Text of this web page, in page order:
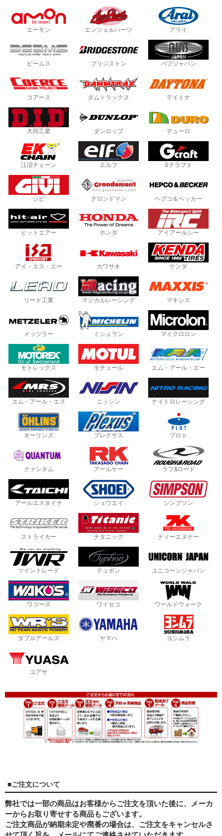
エーモン エンジェルハーツ アライ
ビームス ブリジストン バブジャパン
コアース ダムトラックス デイトナ
大同工業 ダンロップ デューロ
江沼チェーン エルフ Gクラフト
ジビ グロンドマン ヘプコ＆ベッカー
ヒットエアー ホンダ アイアールシー
アイ・エス・エー カワサキ ケンダ
リード工業 マジカルレーシング マキシス
メッツラー ミシュラン マイクロロン
モトレックス モチュール エム・アール・エー
エム・アール・エス ニッシン ナイトロレーシング
オーリンズ プレクサス プロト
クァンタム アールケー ラフ&ロード
アールエスタイチ ショウエイ シンプソン
ストライカー チタニック ティーエヌケー
ツイントレード テュポン ユニコーンジャパン
ワコーズ ワイセコ ワールドウォーク
ダブルアールズ ヤマハ ヨシムラ
ユアサ
■ご注文について
弊社では一部の商品はお客様からご注文を頂いた後に、メーカ
ーからお取り寄せする商品もございます。
ご注文商品が納期未定や廃番の場合は、ご注文をキャンセルさ